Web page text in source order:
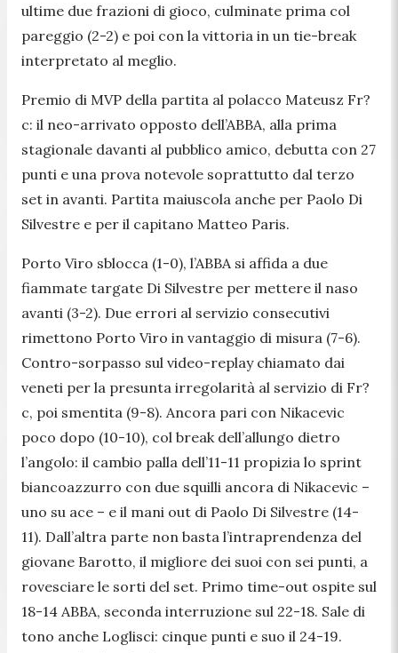
ultime due frazioni di gioco, culminate prima col
pareggio (2-2) e poi con la vittoria in un tie-break
interpretato al meglio.
Premio di MVP della partita al polacco Mateusz Fr?
c: il neo-arrivato opposto dell’ABBA, alla prima
stagionale davanti al pubblico amico, debutta con 27
punti e una prova notevole soprattutto dal terzo
set in avanti. Partita maiuscola anche per Paolo Di
Silvestre e per il capitano Matteo Paris.
Porto Viro sblocca (1-0), l’ABBA si affida a due
fiammate targate Di Silvestre per mettere il naso
avanti (3-2). Due errori al servizio consecutivi
rimettono Porto Viro in vantaggio di misura (7-6).
Contro-sorpasso sul video-replay chiamato dai
veneti per la presunta irregolarità al servizio di Fr?
c, poi smentita (9-8). Ancora pari con Nikacevic
poco dopo (10-10), col break dell’allungo dietro
l’angolo: il cambio palla dell’11-11 propizia lo sprint
biancoazzurro con due squilli ancora di Nikacevic –
uno su ace – e il mani out di Paolo Di Silvestre (14-
11). Dall’altra parte non basta l’intraprendenza del
giovane Barotto, il migliore dei suoi con sei punti, a
rovesciare le sorti del set. Primo time-out ospite sul
18-14 ABBA, seconda interruzione sul 22-18. Sale di
tono anche Loglisci: cinque punti e suo il 24-19.